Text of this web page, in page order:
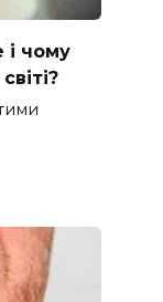
і чому